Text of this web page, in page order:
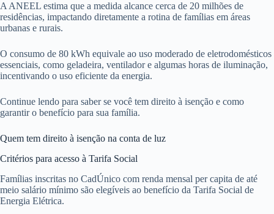
A ANEEL estima que a medida alcance cerca de 20 milhões de
residências, impactando diretamente a rotina de famílias em áreas
urbanas e rurais.
O consumo de 80 kWh equivale ao uso moderado de eletrodomésticos
essenciais, como geladeira, ventilador e algumas horas de iluminação,
incentivando o uso eficiente da energia.
Continue lendo para saber se você tem direito à isenção e como
garantir o benefício para sua família.
Quem tem direito à isenção na conta de luz
Critérios para acesso à Tarifa Social
Famílias inscritas no CadÚnico com renda mensal per capita de até
meio salário mínimo são elegíveis ao benefício da Tarifa Social de
Energia Elétrica.